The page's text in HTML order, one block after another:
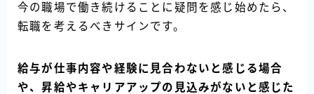
今の職場で働き続けることに疑問を感じ始めたら、
転職を考えるべきサインです。
給与が仕事内容や経験に見合わないと感じる場合
や、昇給やキャリアアップの見込みがないと感じた